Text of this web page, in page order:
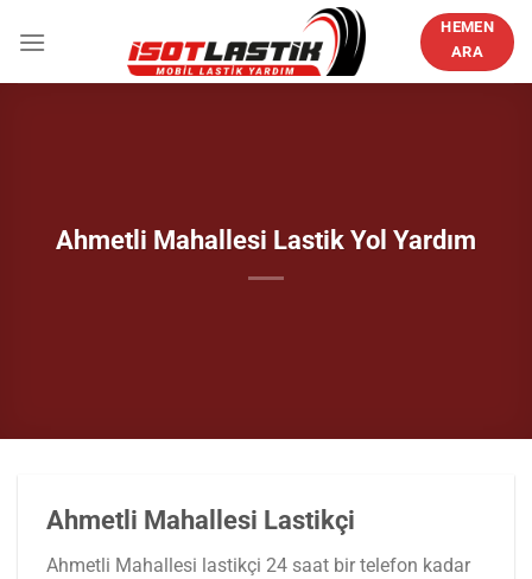
atla
HEMEN
ARA
Ahmetli Mahallesi Lastik Yol Yardım
Ahmetli Mahallesi Lastikçi
Ahmetli Mahallesi lastikçi 24 saat bir telefon kadar